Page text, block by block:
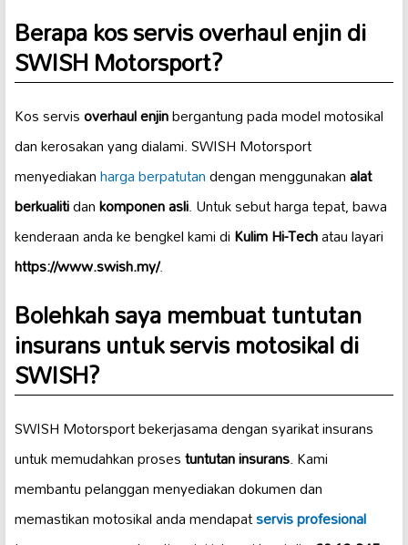
Berapa kos servis overhaul enjin di
SWISH Motorsport?
Kos servisoverhaul enjinbergantung pada model motosikal
dan kerosakan yang dialami. SWISH Motorsport
menyediakanharga berpatutandengan menggunakanalat
berkualitidankomponen asli. Untuk sebut harga tepat, bawa
kenderaan anda ke bengkel kami diKulim Hi-Techatau layari
https://www.swish.my/.
Bolehkah saya membuat tuntutan
insurans untuk servis motosikal di
SWISH?
SWISH Motorsport bekerjasama dengan syarikat insurans
untuk memudahkan prosestuntutan insurans. Kami
membantu pelanggan menyediakan dokumen dan
memastikan motosikal anda mendapatservis profesional